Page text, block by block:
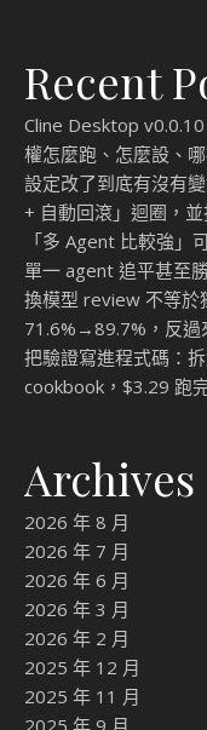
Recent
Cline Desktop
權怎麼跑、怎麼設、
設定改了到底有沒有
+ 自動回滾」迴圈，
「多 Agent 比較強」
單一 agent 追平甚至
換模型 review 不等於
71.6%→89.7%，反
把驗證寫進程式碼：
cookbook，$3.29 跑
Archives
2026 年 8 月
2026 年 7 月
2026 年 6 月
2026 年 3 月
2026 年 2 月
2025 年 12 月
2025 年 11 月
2025 年 9 月